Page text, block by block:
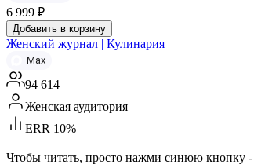
6 999 ₽
Добавить в корзину
Женский журнал | Кулинария
Max
94 614
Женская аудитория
ERR 10%
Чтобы читать, просто нажми синюю